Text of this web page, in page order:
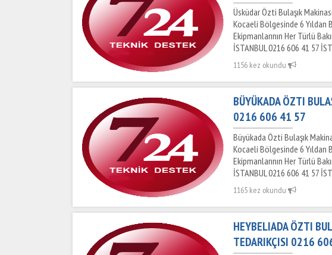
Üsküdar Özti Bulaşık
Kocaeli Bölgesinde 6
Ekipmanlarının Her Türlü
İSTANBUL 0216 606 41 57
1156 kez okundu
BÜYÜKADA ÖZTI
0216 606 41 57
Büyükada Özti Bulaşık
Kocaeli Bölgesinde 6
Ekipmanlarının Her Türlü
İSTANBUL 0216 606 41 57
1165 kez okundu
HEYBELIADA ÖZTI
TEDARIKÇISI 0216